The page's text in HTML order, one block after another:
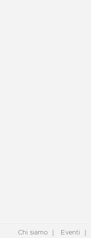
Chi siamo Eventi